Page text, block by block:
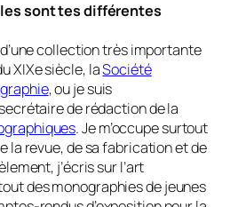
sont tes différentes
collection très importante
XIXe siècle, laSociété
, ou je suis
de rédaction de la
. Je m’occupe surtout
la revue, de sa fabrication et de
j’écris sur l’art
des monographies de jeunes